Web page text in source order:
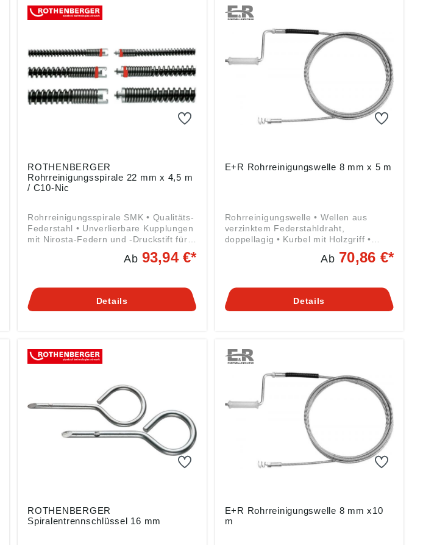
und Werkzeuge • Arbeiten auf kürzere
Entfernung mit mehreren aufeinander
Spirale zu • Für härteste
Beanspruchungen auch im
Dauereinsatz Angaben gemäß
2023/998): ROTHENBERGER
Werkzeuge GmbH, Industriestrasse 7,
Arbeiten auf kürzere Entfernung mit
mehreren aufeinander folgenden
Bögen möglich • Bei Rechtslauf nimmt
die Versteifung der Spirale zu • Für
härteste Beanspruchungen auch im
Dauereinsatz Angaben gemäß
Produktsicherheitsverordnung ((EU)
2023/998): ROTHENBERGER
Werkzeuge GmbH, Industriestrasse 7,
65779 Kelkheim, DE,
info@rothenberger.com
ROTHENBERGER
Rohrreinigungsspirale 22 mm x 4,5 m
/ C10-Nic
Rohrreinigungsspirale SMK • Qualitäts-
Federstahl • Unverlierbare Kupplungen
mit Nirosta-Federn und -Druckstift für
Funktionssicherheit • Spezielles
Härteverfahren ermöglicht maximale
mit geringer Steigung ermöglicht eine
optimale Übertragung hoher
Arbeiten auf kürzere Entfernung mit
mehreren aufeinander folgenden
die Versteifung der Spirale zu • Für
härteste Beanspruchungen auch im
Dauereinsatz Angaben gemäß
Produktsicherheitsverordnung ((EU)
2023/998): ROTHENBERGER
Werkzeuge GmbH, Industriestrasse 7,
Ab 93,94 €*
Details
E+R Rohrreinigungswelle 8 mm x 5 m
Rohrreinigungswelle • Wellen aus
verzinktem Federstahldraht,
doppellagig • Kurbel mit Holzgriff •
Wellen-Ø 8 mm mit fester Kralle •
Wellen-Ø 10 bis 12 mm mit
verlängerbar • Für den professionellen
Einsatz mit gegenläufig gewickelter
Edmund-Lang-Straße 32, 64832
Babenhausen, DE, info@er-rohr.de
Ab 70,86 €*
Details
ROTHENBERGER
Spiralentrennschlüssel 16 mm
E+R Rohrreinigungswelle 8 mm x10
m